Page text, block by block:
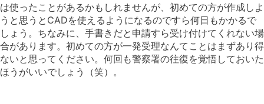
は使ったことがあるかもしれませんが、初めての方が作成しよ
うと思うとCADを使えるようになるのですら何日もかかるで
しょう。ちなみに、手書きだと申請すら受け付けてくれない場
合があります。初めての方が一発受理なんてことはまずあり得
ないと思ってください。何回も警察署の往復を覚悟しておいた
ほうがいいでしょう（笑）。